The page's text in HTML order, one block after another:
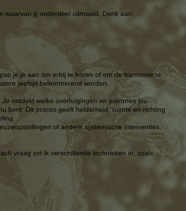
waarvan jij onderdeel uitmaakt. Denk aan:
je je aan om erbij te horen of om de harmonie te
leeftijd belemmerend worden.
ontdekt welke overtuigingen en patronen jou
bent. Dit proces geeft helderheid, ruimte en richting
of andere systemische interventies.
vraag zet ik verschillende technieken in, zoals: